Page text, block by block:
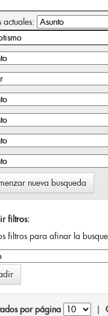
actuales:
nueva busqueda
filtros:
filtros para afinar la
por página